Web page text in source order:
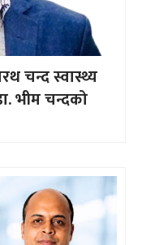
चन्द स्वास्थ्य
भीम चन्दको